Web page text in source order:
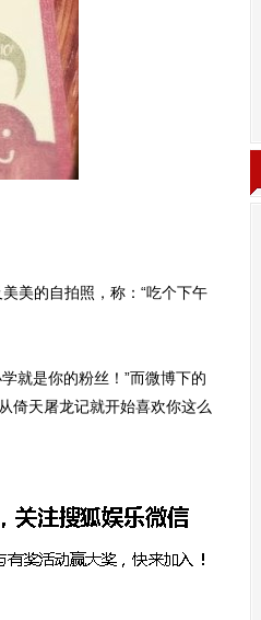
美的自拍照，称：“吃个下午
就是你的粉丝！”而微博下的
倚天屠龙记就开始喜欢你这么